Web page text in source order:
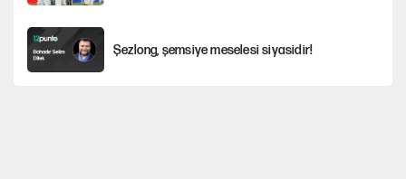
Şezlong, şemsiye meselesi siyasidir!